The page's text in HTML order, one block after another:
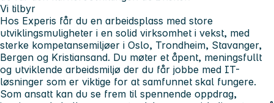
Vi tilbyr
Hos Experis får du en arbeidsplass med store
utviklingsmuligheter i en solid virksomhet i vekst, med
sterke kompetansemiljøer i Oslo, Trondheim, Stavanger,
Bergen og Kristiansand. Du møter et åpent, meningsfullt
og utviklende arbeidsmiljø der du får jobbe med IT-
løsninger som er viktige for at samfunnet skal fungere.
Som ansatt kan du se frem til spennende oppdrag,